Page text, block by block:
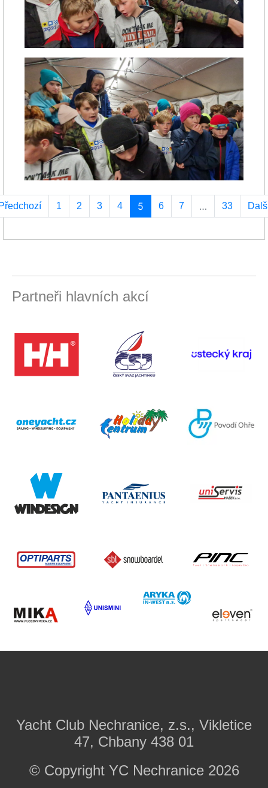
1 2 3 4 5 6 7 … 33
Partneři hlavních akcí
Yacht Club Nechranice, z.s., Vikletice
47, Chbany 438 01
© Copyright YC Nechranice 2026